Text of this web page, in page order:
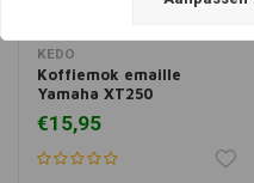
KEDO
Koffiemok emaille
Yamaha XT250
€15,95